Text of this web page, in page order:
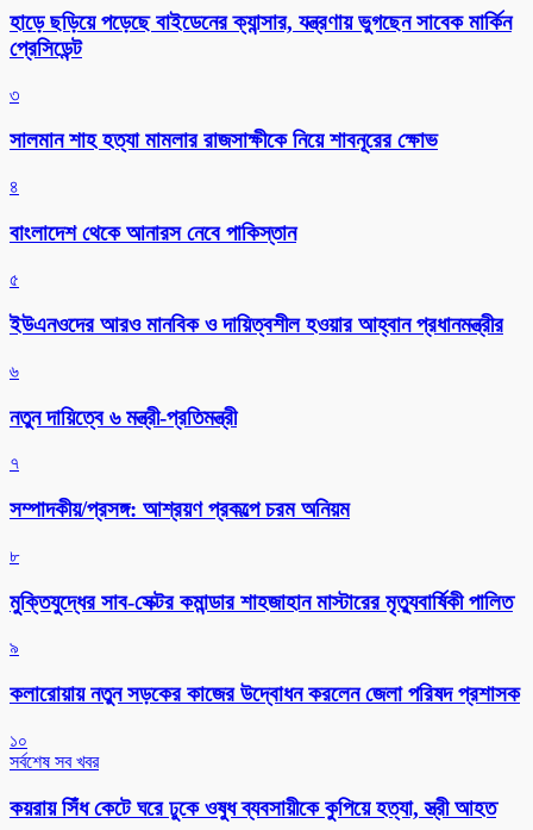
হাড়ে ছড়িয়ে পড়েছে বাইডেনের ক্যান্সার, যন্ত্রণায় ভুগছেন সাবেক মার্কিন
প্রেসিডেন্ট
৩
সালমান শাহ হত্যা মামলার রাজসাক্ষীকে নিয়ে শাবনূরের ক্ষোভ
৪
বাংলাদেশ থেকে আনারস নেবে পাকিস্তান
৫
ইউএনওদের আরও মানবিক ও দায়িত্বশীল হওয়ার আহ্বান প্রধানমন্ত্রীর
৬
নতুন দায়িত্বে ৬ মন্ত্রী-প্রতিমন্ত্রী
৭
সম্পাদকীয়/প্রসঙ্গ: আশ্রয়ণ প্রকল্পে চরম অনিয়ম
৮
মুক্তিযুদ্ধের সাব-সেক্টর কমান্ডার শাহজাহান মাস্টারের মৃত্যুবার্ষিকী পালিত
৯
কলারোয়ায় নতুন সড়কের কাজের উদ্বোধন করলেন জেলা পরিষদ প্রশাসক
১০
সর্বশেষ সব খবর
কয়রায় সিঁধ কেটে ঘরে ঢুকে ওষুধ ব্যবসায়ীকে কুপিয়ে হত্যা, স্ত্রী আহত